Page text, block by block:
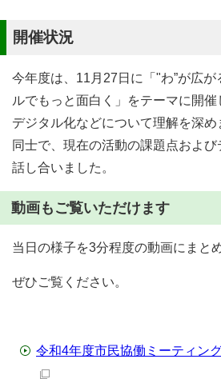
開催状況
今年度は、11月27日に「"わ”が広
ルでもっと面白く」をテーマに開
デジタル化などについて理解を深
同士で、現在の活動の課題点およ
話し合いました。
動画もご覧いただけます
当日の様子を3分程度の動画にまと
ぜひご覧ください。
令和4年度市民協働ミーティン